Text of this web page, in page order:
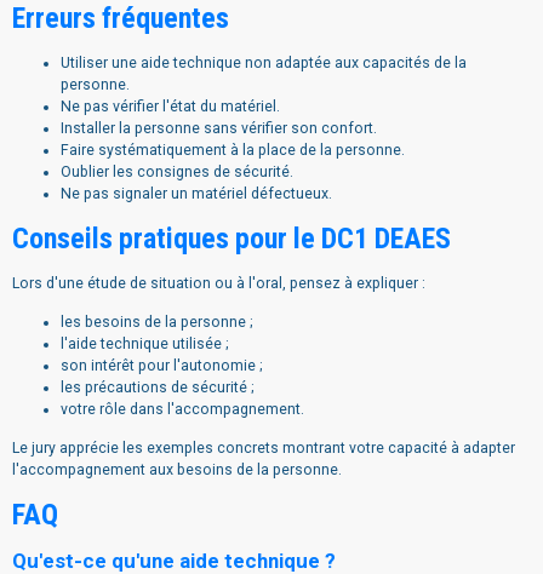
Erreurs fréquentes
Utiliser une aide technique non adaptée aux capacités de la
personne.
Ne pas vérifier l'état du matériel.
Installer la personne sans vérifier son confort.
Faire systématiquement à la place de la personne.
Oublier les consignes de sécurité.
Ne pas signaler un matériel défectueux.
Conseils pratiques pour le DC1 DEAES
Lors d'une étude de situation ou à l'oral, pensez à expliquer :
les besoins de la personne ;
l'aide technique utilisée ;
son intérêt pour l'autonomie ;
les précautions de sécurité ;
votre rôle dans l'accompagnement.
Le jury apprécie les exemples concrets montrant votre capacité à adapter
l'accompagnement aux besoins de la personne.
FAQ
Qu'est-ce qu'une aide technique ?